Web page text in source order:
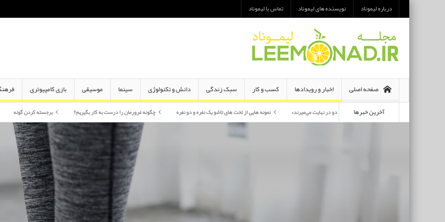
درباره لیموناد نویسنده های لیموناد تماس با لیموناد
صفحه اصلی اخبار و رویدادها کسب و کار سبک زندگی دانش و تکنولوژی سینما موسیقی بازی کامپیوتری
آخرین خبرها
معرفی رمان «هر دو در نهایت می‌میرند» نمونه هایی از تخت های تاشو یک نفره و دو نفره چگونه غرورمان را درست به کار بگیریم؟ برجسته کردن گونه اختلاف سن در